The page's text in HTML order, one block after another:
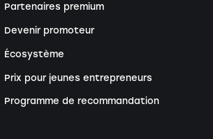
Partenaires premium
Devenir promoteur
Écosystème
Prix pour jeunes entrepreneurs
Programme de recommandation